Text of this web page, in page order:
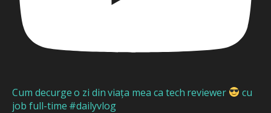
Cum decurge o zi din viața mea ca tech reviewer
cu
job full-time #dailyvlog